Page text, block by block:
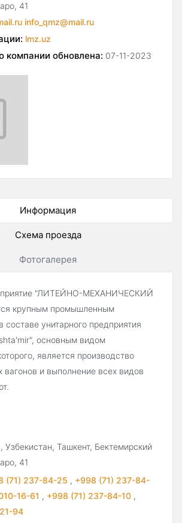
41
info_qmz@mail.ru
lmz.uz
компании обновлена: 07-11-2023
Информация
Схема проезда
Фотогалерея
"ЛИТЕЙНО-МЕХАНИЧЕСКИЙ
крупным промышленным
составе унитарного предприятия
основным видом
является производство
вагонов и выполнение всех видов
Узбекистан, Ташкент, Бектемирский
41
(71) 237-84-25 , +998 (71) 237-84-
16-61 , +998 (71) 237-84-10 ,
94